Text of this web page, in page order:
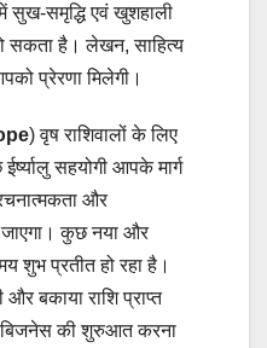
सुख-समृद्धि एवं खुशहाली
सकता है। लेखन, साहित्य
प्रेरणा मिलेगी।
) वृष राशिवालों के लिए
सहयोगी आपके मार्ग
और
जाएगा। कुछ नया और
शुभ प्रतीत हो रहा है।
और बकाया राशि प्राप्त
की शुरुआत करना